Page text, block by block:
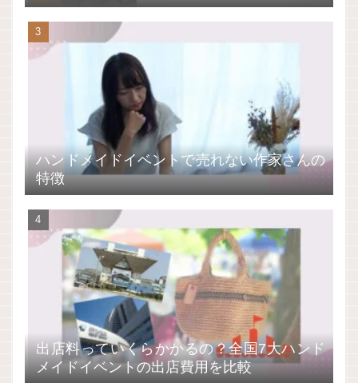
ハンドメイドイベントで売れない作家さんの
特徴
出店料っていくらかかるの？全国7大ハンド
メイドイベントの出店費用を比較